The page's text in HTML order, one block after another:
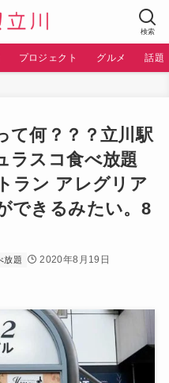
検索
プロジェクト グルメ 話題
て何？？？立川駅
ラスコ食べ放題
ラン アレグリア
できるみたい。8
放題
2020年8月19日